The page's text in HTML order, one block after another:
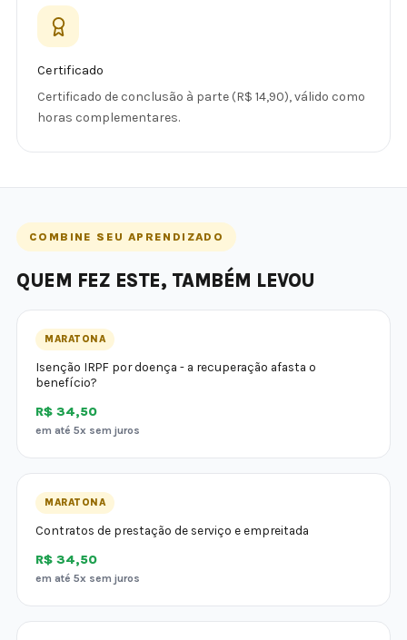
Certificado
Certificado de conclusão à parte (R$ 14,90), válido como
horas complementares.
COMBINE SEU APRENDIZADO
QUEM FEZ ESTE, TAMBÉM LEVOU
MARATONA
Isenção IRPF por doença - a recuperação afasta o
benefício?
R$ 34,50
em até 5x sem juros
MARATONA
Contratos de prestação de serviço e empreitada
R$ 34,50
em até 5x sem juros